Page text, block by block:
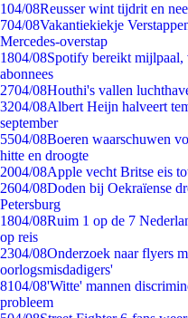
104/08Reusser wint tijdrit en
704/08Vakantiekiekje
Mercedes-overstap
1804/08Spotify bereikt mijlpaal,
abonnees
2704/08Houthi's vallen
3204/08Albert Heijn halveert
september
5504/08Boeren waarschuwen
hitte en droogte
2004/08Apple vecht Britse eis
2604/08Doden bij Oekraïense
Petersburg
1804/08Ruim 1 op de 7
op reis
2304/08Onderzoek naar flyers
oorlogsmisdadigers'
8104/08'Witte' mannen
probleem